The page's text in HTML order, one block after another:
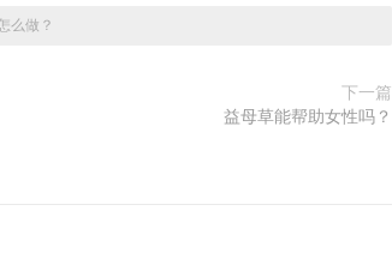
么做？
下一篇
益母草能帮助女性吗？